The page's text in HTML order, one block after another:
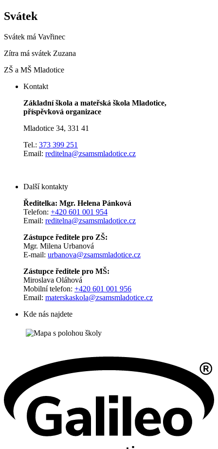
Svátek
Svátek má Vavřinec
Zítra má svátek Zuzana
ZŠ a MŠ Mladotice
Kontakt
Základní škola a mateřská škola Mladotice,
příspěvková organizace
Mladotice 34, 331 41
Tel.: 373 399 251
Email: reditelna@zsamsmladotice.cz
Další kontakty
Ředitelka: Mgr. Helena Pánková
Telefon: +420 601 001 954
Email: reditelna@zsamsmladotice.cz
Zástupce ředitele pro ZŠ:
Mgr. Milena Urbanová
E-mail: urbanova@zsamsmladotice.cz
Zástupce ředitele pro MŠ:
Miroslava Oláhová
Mobilní telefon: +420 601 001 956
Email: materskaskola@zsamsmladotice.cz
Kde nás najdete